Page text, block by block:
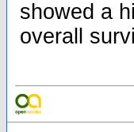
showed a
overall